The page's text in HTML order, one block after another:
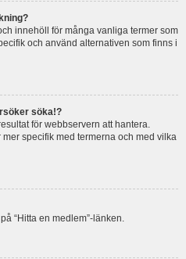
innehöll för många vanliga termer som
och använd alternativen som finns i
söka!?
för webbservern att hantera.
specifik med termerna och med vilka
“Hitta en medlem”-länken.